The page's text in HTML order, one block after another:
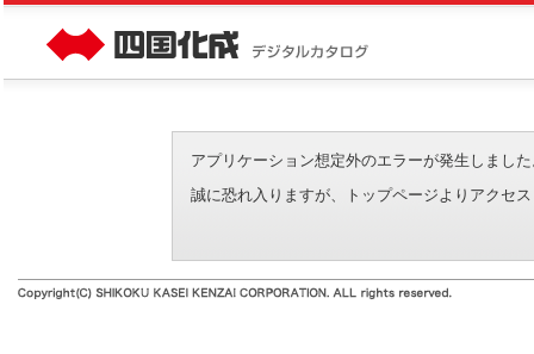
アプリケーション想定外のエラーが発生しまし
誠に恐れ入りますが、トップページよりアクセ